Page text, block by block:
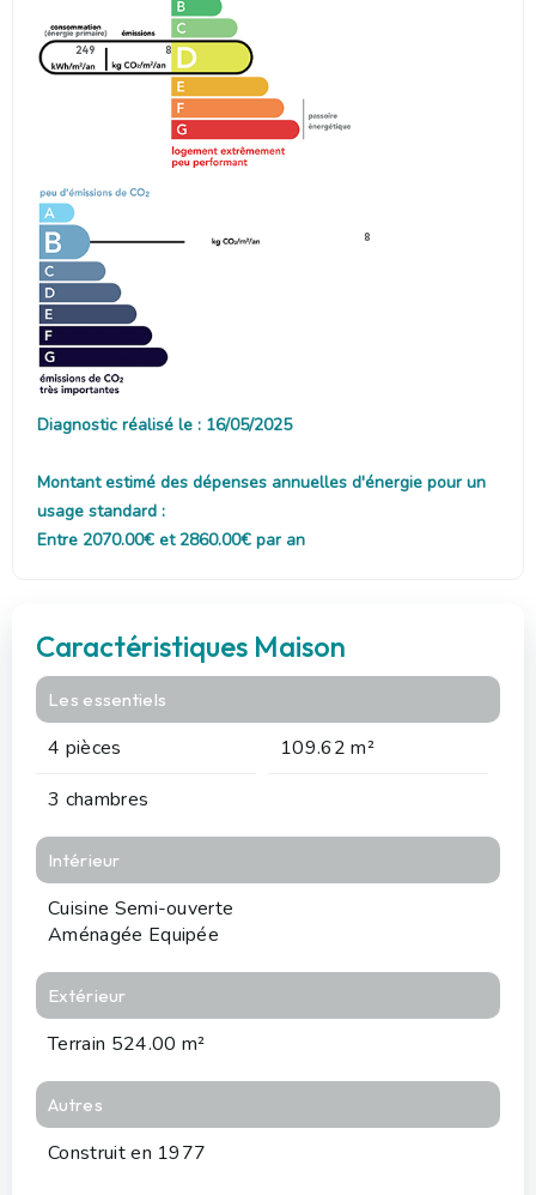
249 8
8
Diagnostic réalisé le : 16/05/2025
Montant estimé des dépenses annuelles d'énergie pour un
usage standard :
Entre 2070.00€ et 2860.00€ par an
Caractéristiques Maison
Les essentiels
4 pièces
109.62 m²
3 chambres
Intérieur
Cuisine Semi-ouverte
Aménagée Equipée
Extérieur
Terrain 524.00 m²
Autres
Construit en 1977